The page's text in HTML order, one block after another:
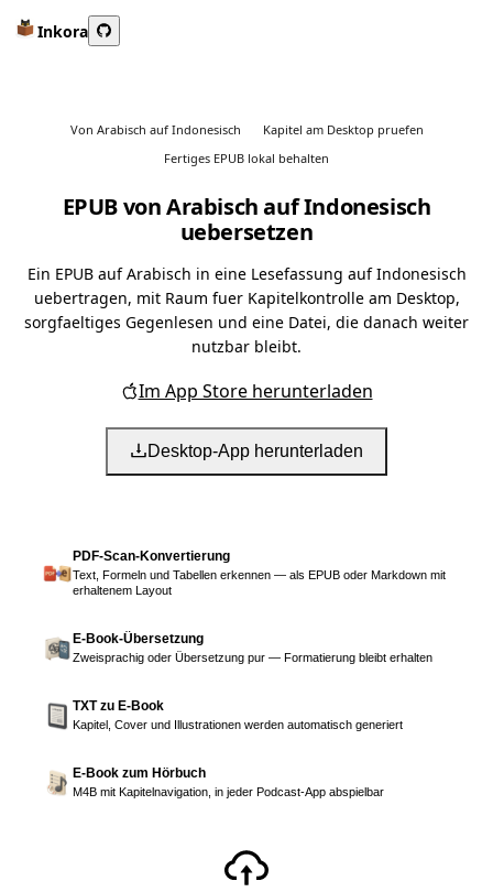
Inkora
Von Arabisch auf Indonesisch
Kapitel am Desktop pruefen
Fertiges EPUB lokal behalten
EPUB von Arabisch auf Indonesisch
uebersetzen
Ein EPUB auf Arabisch in eine Lesefassung auf Indonesisch
uebertragen, mit Raum fuer Kapitelkontrolle am Desktop,
sorgfaeltiges Gegenlesen und eine Datei, die danach weiter
nutzbar bleibt.
Im App Store herunterladen
Desktop-App herunterladen
PDF-Scan-Konvertierung
Text, Formeln und Tabellen erkennen — als EPUB oder Markdown mit
erhaltenem Layout
E-Book-Übersetzung
Zweisprachig oder Übersetzung pur — Formatierung bleibt erhalten
TXT zu E-Book
Kapitel, Cover und Illustrationen werden automatisch generiert
E-Book zum Hörbuch
M4B mit Kapitelnavigation, in jeder Podcast-App abspielbar